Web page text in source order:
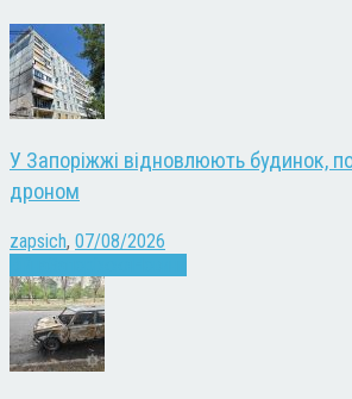
У Запоріжжі відновлюють будинок,
дроном
zapsich, 07/08/2026